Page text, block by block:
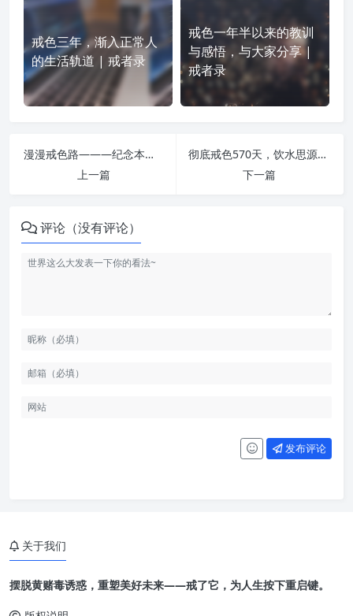
戒色三年，渐入正常人
的生活轨道 | 戒者录
戒色一年半以来的教训
与感悟，与大家分享 |
戒者录
漫漫戒色路———纪念本人戒色一周年 | 戒者录
上一篇
彻底戒色570天，饮水思源，真心感谢戒色吧 | 戒者录
下一篇
评论（没有评论）
发布评论
关于我们
摆脱黄赌毒诱惑，重塑美好未来——戒了它，为人生按下重启键。